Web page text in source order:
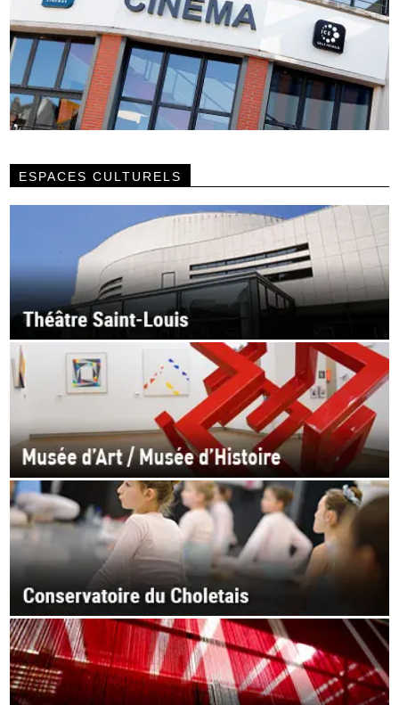
ESPACES CULTURELS